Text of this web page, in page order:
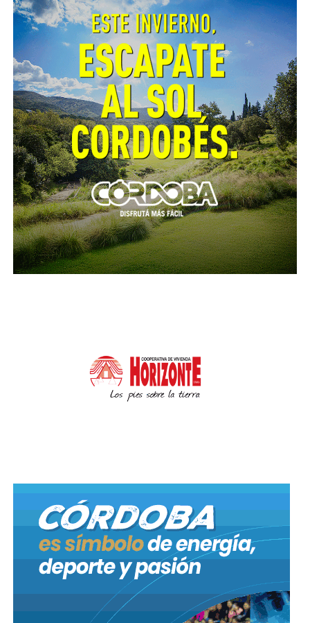
3675 casos positivos de coronavirus, de los cuales
1441 (39,21%) fueron dados de alta; 1912 (52,03%) se
encuentran con aislamiento domiciliario; 101 (2,75%)
en instituciones intermedias; 101 (2,75%) en
tratamiento hospitalario, 71 (1,93%) fallecieron y 49
(1,33%) se encuentran en investigación porque
corresponden a casos con residencia en otras
provincias y en Brasil, de quienes no se cuenta
información sobre su estado clínico.
Cantidad de personas fallecidas en Agosto y desde el comienzo de la
pandemia. Fuente: GEF Informa.
piso sin oxígeno; 22 (21,78%) en piso con oxígeno, 8
(7,92%) en unidad de cuidados intensivos (UCI) y 13
(12,87%) en unidad de terapia intensiva (UTI).
SITUACIÓN NACIONAL